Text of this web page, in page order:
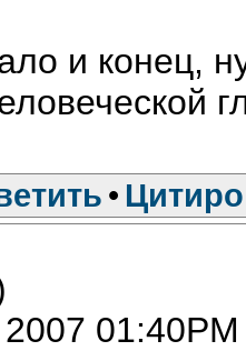
и конец,
•
01:40PM